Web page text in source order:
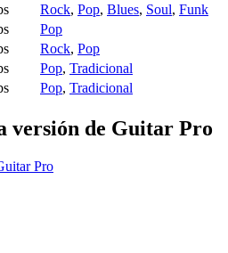
Rock, Pop, Blues, Soul, Funk
Pop
Rock, Pop
Pop, Tradicional
Pop, Tradicional
versión de Guitar Pro
Pro